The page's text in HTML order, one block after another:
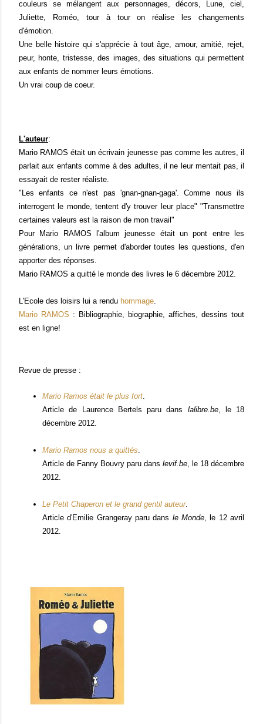
couleurs se mélangent aux personnages, décors, Lune, ciel,
Juliette, Roméo, tour à tour on réalise les changements
d'émotion.
Une belle histoire qui s'apprécie à tout âge, amour, amitié, rejet,
peur, honte, tristesse, des images, des situations qui permettent
aux enfants de nommer leurs émotions.
Un vrai coup de coeur.
L'auteur:
Mario RAMOS était un écrivain jeunesse pas comme les autres, il
parlait aux enfants comme à des adultes, il ne leur mentait pas, il
essayait de rester réaliste.
"Les enfants ce n'est pas 'gnan-gnan-gaga'. Comme nous ils
interrogent le monde, tentent d'y trouver leur place" "Transmettre
certaines valeurs est la raison de mon travail"
Pour Mario RAMOS l'album jeunesse était un pont entre les
générations, un livre permet d'aborder toutes les questions, d'en
apporter des réponses.
Mario RAMOS a quitté le monde des livres le 6 décembre 2012.
L'Ecole des loisirs lui a rendu hommage.
Mario RAMOS : Bibliographie, biographie, affiches, dessins tout
est en ligne!
Revue de presse :
Mario Ramos était le plus fort.
Article de Laurence Bertels paru dans lalibre.be, le 18
décembre 2012.
Mario Ramos nous a quittés.
Article de Fanny Bouvry paru dans levif.be, le 18 décembre
2012.
Le Petit Chaperon et le grand gentil auteur.
Article d'Emilie Grangeray paru dans le Monde, le 12 avril
2012.